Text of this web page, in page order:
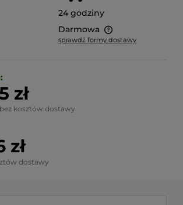
24 godziny
Darmowa
ewentualnych kosztów płatności
sprawdź formy dostawy
zł
bez kosztów dostawy
zł
dostawy